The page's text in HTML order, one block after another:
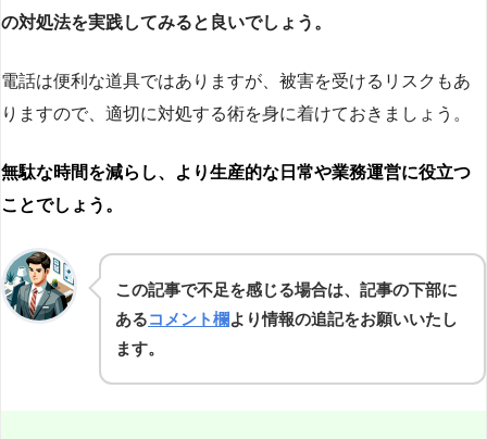
の対処法を実践してみると良いでしょう。
電話は便利な道具ではありますが、被害を受けるリスクもあ
りますので、適切に対処する術を身に着けておきましょう。
無駄な時間を減らし、より生産的な日常や業務運営に役立つ
ことでしょう。
この記事で不足を感じる場合は、記事の下部に
あるコメント欄より情報の追記をお願いいたし
ます。